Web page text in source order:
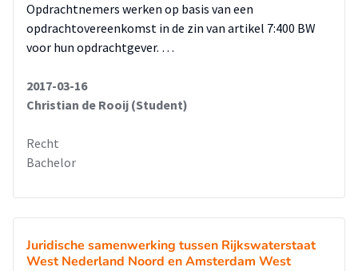
Opdrachtnemers werken op basis van een
opdrachtovereenkomst in de zin van artikel 7:400 BW
voor hun opdrachtgever. …
2017-03-16
Christian de Rooij (Student)
Recht
Bachelor
Juridische samenwerking tussen Rijkswaterstaat
West Nederland Noord en Amsterdam West